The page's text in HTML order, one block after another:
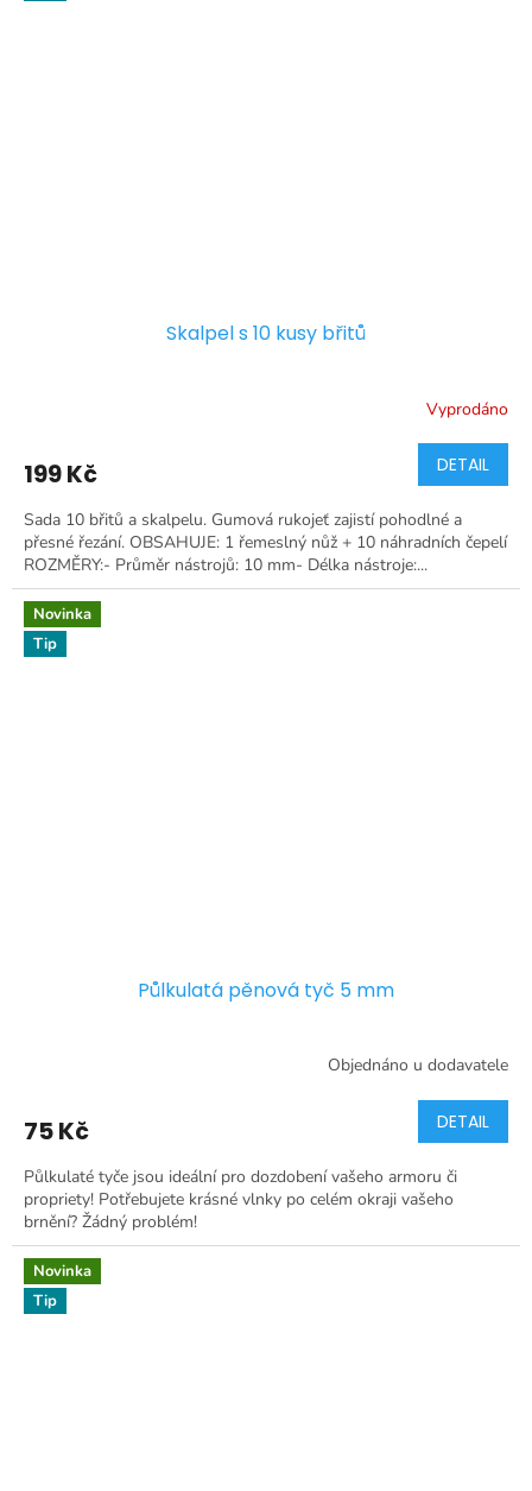
Skalpel s 10 kusy břitů
Vyprodáno
199 Kč DETAIL
Sada 10 břitů a skalpelu. Gumová rukojeť zajistí pohodlné a
přesné řezání. OBSAHUJE: 1 řemeslný nůž + 10 náhradních čepelí
ROZMĚRY:- Průměr nástrojů: 10 mm- Délka nástroje:...
Novinka
Tip
Půlkulatá pěnová tyč 5 mm
Objednáno u dodavatele
75 Kč DETAIL
Půlkulaté tyče jsou ideální pro dozdobení vašeho armoru či
propriety! Potřebujete krásné vlnky po celém okraji vašeho
brnění? Žádný problém!
Novinka
Tip